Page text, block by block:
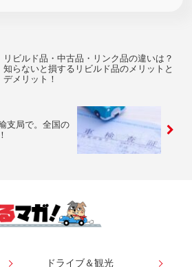
リビルド品・中古品・リンク品の違いは？
知らないと損するリビルド品のメリットと
デメリット！
支局で。全国の
ドライブ＆観光